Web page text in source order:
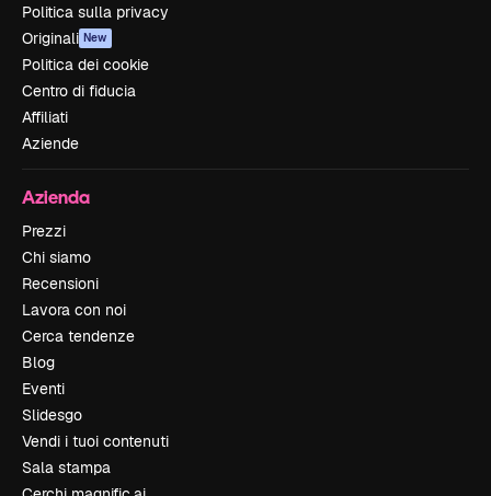
Politica sulla privacy
Originali New
Politica dei cookie
Centro di fiducia
Affiliati
Aziende
Azienda
Prezzi
Chi siamo
Recensioni
Lavora con noi
Cerca tendenze
Blog
Eventi
Slidesgo
Vendi i tuoi contenuti
Sala stampa